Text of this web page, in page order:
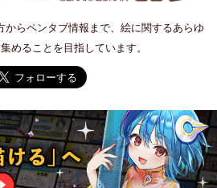
からペンタブ情報まで、絵に関するあらゆ
めることを目指しています。